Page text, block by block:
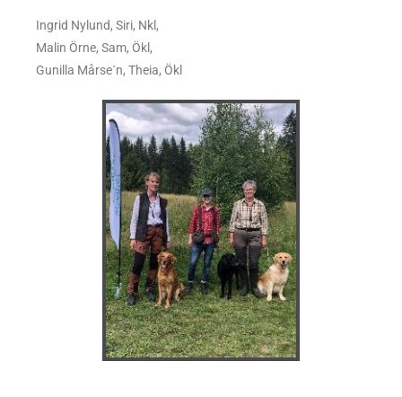
Ingrid Nylund, Siri, Nkl,
Malin Örne, Sam, Ökl,
Gunilla Mårse´n, Theia, Ökl